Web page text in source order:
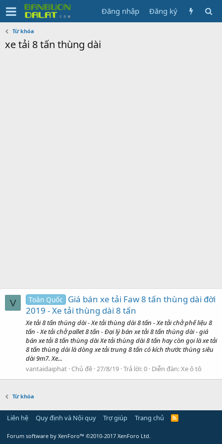
Đăng nhập Đăng ký
Từ khóa
xe tải 8 tấn thùng dài
V Toàn Quốc
Giá bán xe tải Faw 8 tấn thùng dài đời
2019 - Xe tải thùng dài 8 tấn
Xe tải 8 tấn thùng dài - Xe tải thùng dài 8 tấn - Xe tải chở phế liệu 8
tấn - Xe tải chở pallet 8 tấn - Đại lý bán xe tải 8 tấn thùng dài - giá
bán xe tải 8 tấn thùng dài Xe tải thùng dài 8 tấn hay còn gọi là xe tải
8 tấn thùng dài là dòng xe tải trung 8 tấn có kích thước thùng siêu
dài 9m7. Xe...
vantaidaiphat Chủ đề 27/8/19 Trả lời: 0 Diễn đàn:Xe ô tô
Từ khóa
Liên hệ Quy định và Nội quy Trợ giúp Trang chủ
Forum software by XenForo™ ©2010-2017 XenForo Ltd.